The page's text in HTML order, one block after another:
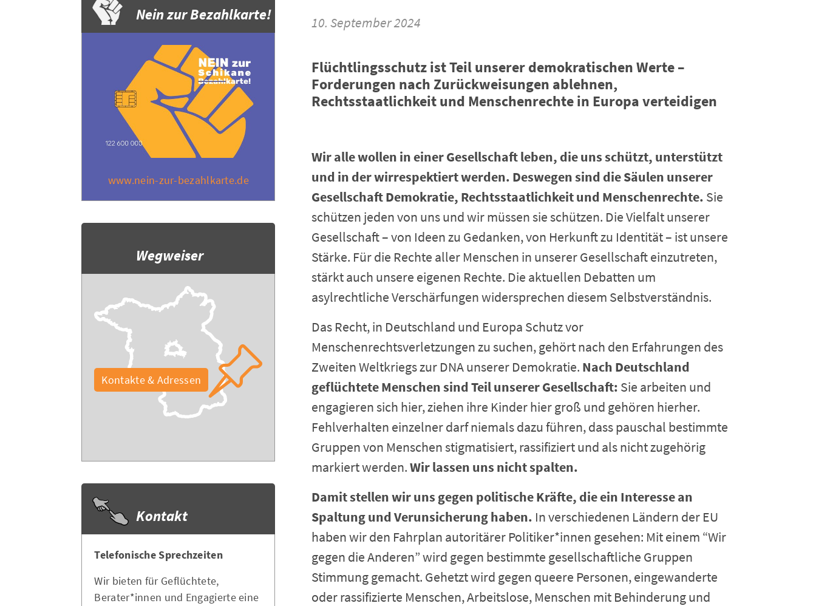
10. September 2024
Flüchtlingsschutz ist Teil unserer demokratischen Werte –
Forderungen nach Zurückweisungen ablehnen,
Rechtsstaatlichkeit und Menschenrechte in Europa verteidigen
Wir alle wollen in einer Gesellschaft leben, die uns schützt, unterstützt
und in der wirrespektiert werden. Deswegen sind die Säulen unserer
Gesellschaft Demokratie, Rechtsstaatlichkeit und Menschenrechte. Sie
schützen jeden von uns und wir müssen sie schützen. Die Vielfalt unserer
Gesellschaft – von Ideen zu Gedanken, von Herkunft zu Identität – ist unsere
Stärke. Für die Rechte aller Menschen in unserer Gesellschaft einzutreten,
stärkt auch unsere eigenen Rechte. Die aktuellen Debatten um
asylrechtliche Verschärfungen widersprechen diesem Selbstverständnis.
Das Recht, in Deutschland und Europa Schutz vor
Menschenrechtsverletzungen zu suchen, gehört nach den Erfahrungen des
Zweiten Weltkriegs zur DNA unserer Demokratie. Nach Deutschland
geflüchtete Menschen sind Teil unserer Gesellschaft: Sie arbeiten und
engagieren sich hier, ziehen ihre Kinder hier groß und gehören hierher.
Fehlverhalten einzelner darf niemals dazu führen, dass pauschal bestimmte
Gruppen von Menschen stigmatisiert, rassifiziert und als nicht zugehörig
markiert werden.Wir lassen uns nicht spalten.
Damit stellen wir uns gegen politische Kräfte, die ein Interesse an
Spaltung und Verunsicherung haben. In verschiedenen Ländern der EU
haben wir den Fahrplan autoritärer Politiker*innen gesehen: Mit einem “Wir
gegen die Anderen” wird gegen bestimmte gesellschaftliche Gruppen
Stimmung gemacht. Gehetzt wird gegen queere Personen, eingewanderte
oder rassifizierte Menschen, Arbeitslose, Menschen mit Behinderung und
Nein zur Bezahlkarte!
www.nein-zur-bezahlkarte.de
Wegweiser
Kontakte & Adressen
Kontakt
Telefonische Sprechzeiten
Wir bieten für Geflüchtete,
Berater*innen und Engagierte eine